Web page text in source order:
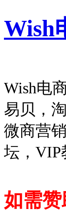
Wish
Wish电
易贝，
微商营
坛，VIP
如需